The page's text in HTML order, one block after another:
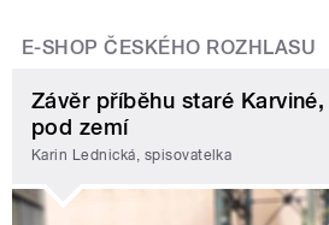
E-SHOP ČESKÉHO ROZHLASU
Závěr příběhu staré
pod zemí
Karin Lednická, spisovatelka